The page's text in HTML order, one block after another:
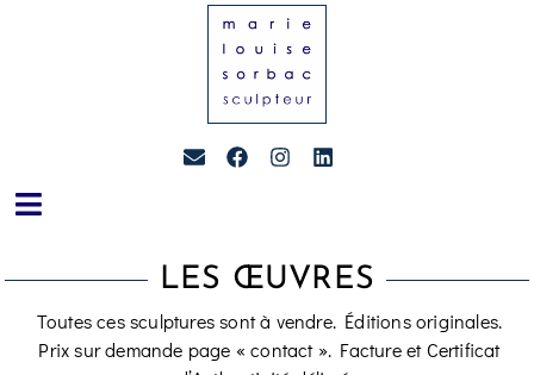
LES ŒUVRES
Toutes ces sculptures sont à vendre. Éditions originales.
Prix sur demande page « contact ». Facture et Certificat